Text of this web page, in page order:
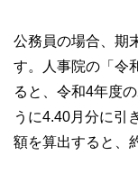
公務員の場合、期
す。人事院の「令
ると、令和4年度
うに4.40月分に引
額を算出すると、